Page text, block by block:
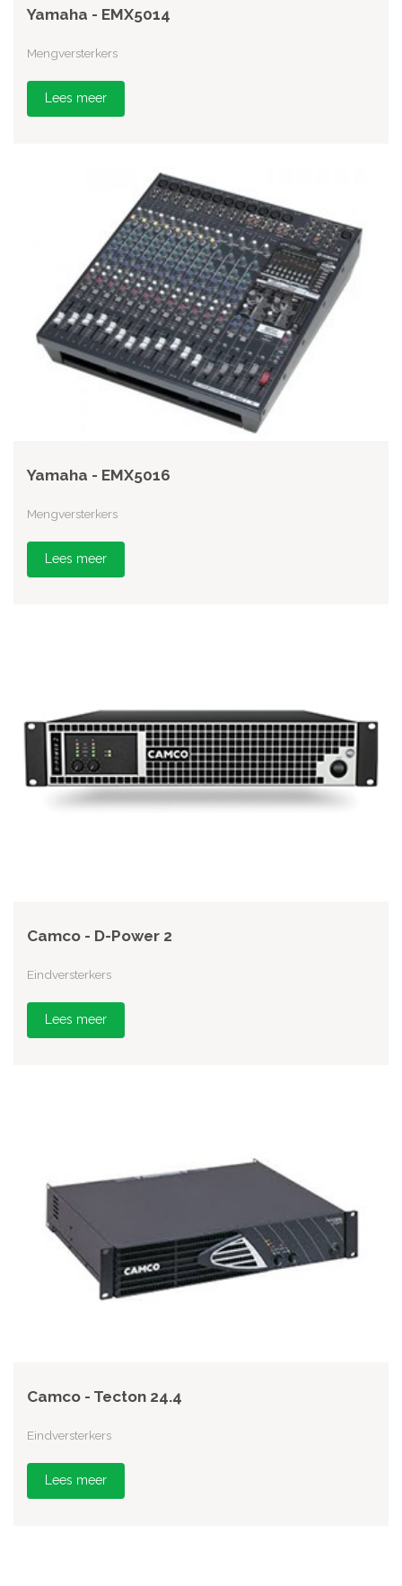
Yamaha - EMX5014
Mengversterkers
Lees meer
Yamaha - EMX5016
Mengversterkers
Lees meer
Camco - D-Power 2
Eindversterkers
Lees meer
Camco - Tecton 24.4
Eindversterkers
Lees meer